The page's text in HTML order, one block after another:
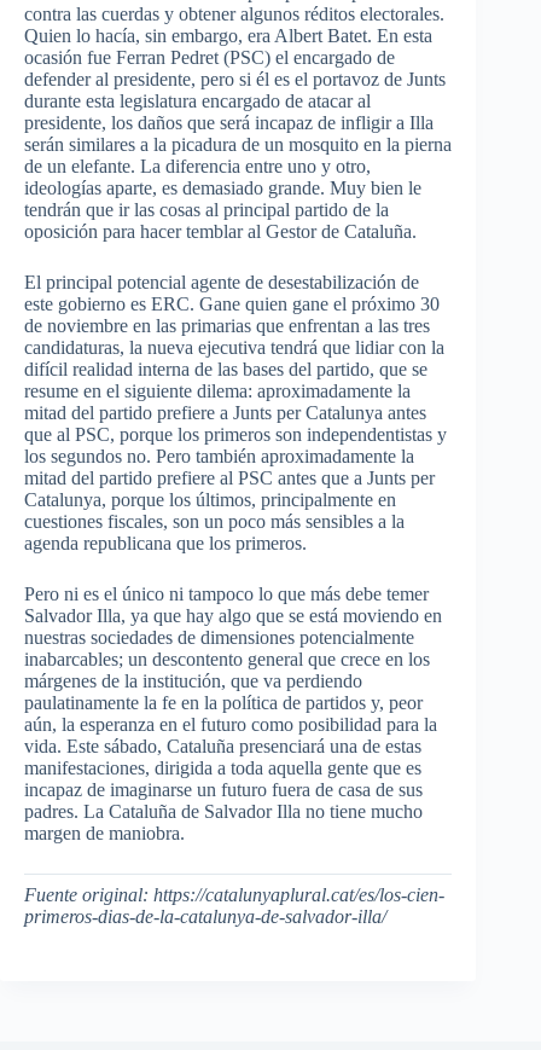
contra las cuerdas y obtener algunos réditos electorales.
Quien lo hacía, sin embargo, era Albert Batet. En esta
ocasión fue Ferran Pedret (PSC) el encargado de
defender al presidente, pero si él es el portavoz de Junts
durante esta legislatura encargado de atacar al
presidente, los daños que será incapaz de infligir a Illa
serán similares a la picadura de un mosquito en la pierna
de un elefante. La diferencia entre uno y otro,
ideologías aparte, es demasiado grande. Muy bien le
tendrán que ir las cosas al principal partido de la
oposición para hacer temblar al Gestor de Cataluña.
El principal potencial agente de desestabilización de
este gobierno es ERC. Gane quien gane el próximo 30
de noviembre en las primarias que enfrentan a las tres
candidaturas, la nueva ejecutiva tendrá que lidiar con la
difícil realidad interna de las bases del partido, que se
resume en el siguiente dilema: aproximadamente la
mitad del partido prefiere a Junts per Catalunya antes
que al PSC, porque los primeros son independentistas y
los segundos no. Pero también aproximadamente la
mitad del partido prefiere al PSC antes que a Junts per
Catalunya, porque los últimos, principalmente en
cuestiones fiscales, son un poco más sensibles a la
agenda republicana que los primeros.
Pero ni es el único ni tampoco lo que más debe temer
Salvador Illa, ya que hay algo que se está moviendo en
nuestras sociedades de dimensiones potencialmente
inabarcables; un descontento general que crece en los
márgenes de la institución, que va perdiendo
paulatinamente la fe en la política de partidos y, peor
aún, la esperanza en el futuro como posibilidad para la
vida. Este sábado, Cataluña presenciará una de estas
manifestaciones, dirigida a toda aquella gente que es
incapaz de imaginarse un futuro fuera de casa de sus
padres. La Cataluña de Salvador Illa no tiene mucho
margen de maniobra.
Fuente original: https://catalunyaplural.cat/es/los-cien-
primeros-dias-de-la-catalunya-de-salvador-illa/